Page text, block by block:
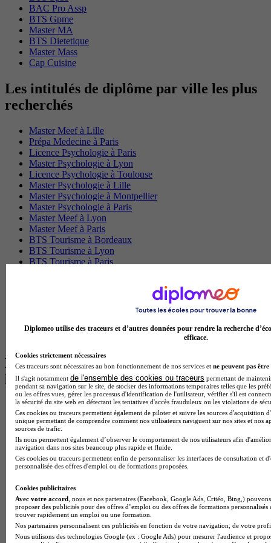
BAC Pro Assp
BTS Gpme
Master MA
BTS Dietetique
Master Mass
Cap Cuisine
Les intitulés de diplôme par ville les plus
recherchés
Master Meef à Lille
Prépa Medecine à Paris
Licence Psychologie à Paris
Master Psychologie à Lyon
Licence Psychologie à Toulouse
Master Psychologie à Lille
Master Psychologie à Montpellier
Master Psychologie à Paris
Master Meef à Lyon
Master Meef à Paris
BTS Tourisme à Bordeaux
BTS Tourisme à Lyon
BTS Tourisme à Paris
BTS Communication à Bordeaux
Master Psychologie à Angers
BTS Communication à Lyon
Les intitulés de diplôme par alternance
les plus recherchés
BTS Esf en alternance
BTS Dietetique en alternance
BTS Mco en alternance
BTS Pi en alternance
BTS Sp3s en alternance
Master CCA en alternance
BTS Ndrc en alternance
Cap Fleuriste en alternance
BTS Sio en alternance
MSc Marketing Digital en alternance
BTS Gpme en alternance
Cap Electricien en alternance
Diplomeo utilise des traceurs et d’autres données pour rendre la recherche
efficace.
Cookies strictement nécessaires
Ces traceurs sont nécessaires au bon fonctionnement de nos services et ne peuvent pas être
Il s'agit notamment de l'ensemble des cookies ou traceurs permettant de
pendant sa navigation sur le site, de stocker des informations temporaires telles que les
ou les offres vues, gérer les processus d'identification de l'utilisateur, vérifier s'il est
la sécurité du site web en détectant les tentatives d'accès frauduleux ou les violations de
Ces cookies ou traceurs permettent également de piloter et suivre les sources d'acquisition
unique permettant de comprendre comment nos utilisateurs naviguent sur nos sites et nos
sources de trafic.
Ils nous permettent également d’observer le comportement de nos utilisateurs afin
navigation dans nos sites beaucoup plus rapide et fluide.
Ces cookies ou traceurs permettent enfin de personnaliser les interfaces de consultation et
personnalisée des offres d'emploi ou de formations proposées.
Cookies publicitaires
Avec votre accord , nous et nos partenaires (Facebook, Google Ads, Critéo, Bing,)
proposer des publicités pour des offres d’emploi ou des offres de formations
trouver rapidement un emploi ou une formation.
Nos partenaires personnalisent ces publicités en fonction de votre navigation, de votre
Nous utilisons des technologies Google (ex : Google Ads) pour mesurer l'audience et